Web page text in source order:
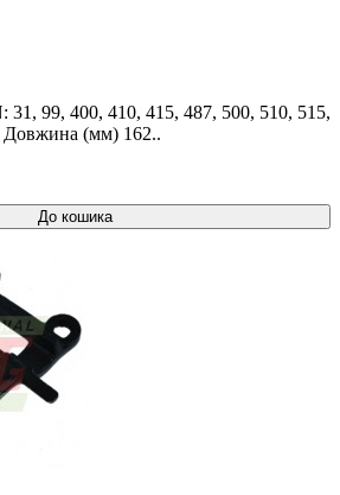
99, 400, 410, 415, 487, 500, 510, 515,
Довжина (мм) 162..
До кошика